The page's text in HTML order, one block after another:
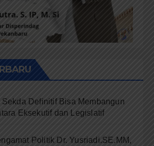
Definitif Bisa Membangun
Eksekutif dan Legislatif
Politik Dr. Yusriadi.SE.MM,